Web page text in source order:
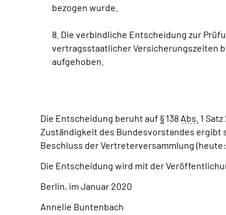
bezogen wurde.
8. Die verbindliche Entscheidung zur
vertragsstaatlicher Versicherungszeiten
aufgehoben.
Die Entscheidung beruht auf § 138 Abs. 1 Satz
Zuständigkeit des Bundesvorstandes ergibt
Beschluss der Vertreterversammlung
Die Entscheidung wird mit der
Berlin, im Januar 2020
Annelie Buntenbach